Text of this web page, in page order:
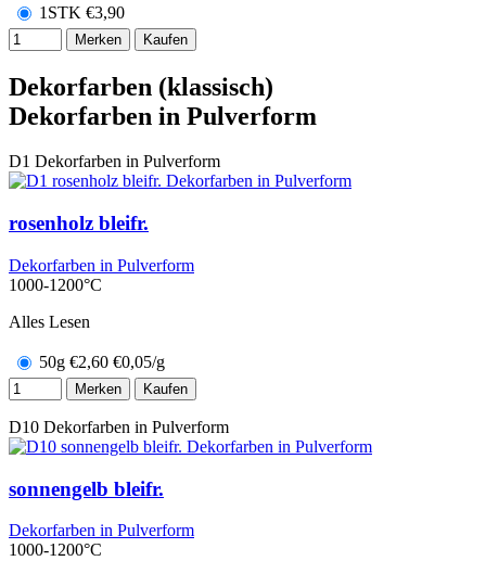
1STK €3,90
Merken Kaufen
Dekorfarben (klassisch)
Dekorfarben in Pulverform
D1 Dekorfarben in Pulverform
rosenholz bleifr.
Dekorfarben in Pulverform
1000-1200°C
Alles Lesen
50g €2,60 €0,05/g
Merken Kaufen
D10 Dekorfarben in Pulverform
sonnengelb bleifr.
Dekorfarben in Pulverform
1000-1200°C